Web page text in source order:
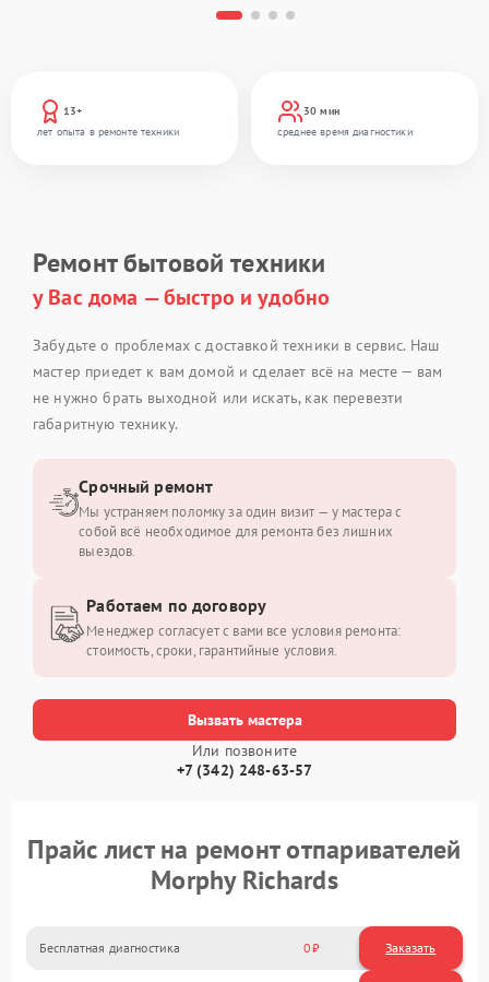
13+
лет опыта в ремонте техники
30 мин
среднее время диагностики
Ремонт бытовой техники
у Вас дома — быстро и удобно
Забудьте о проблемах с доставкой техники в сервис. Наш
мастер приедет к вам домой и сделает всё на месте — вам
не нужно брать выходной или искать, как перевезти
габаритную технику.
Вызвать мастера
Или позвоните
+7 (342) 248-63-57
Срочный ремонт
Мы устраняем поломку за один визит — у мастера с
собой всё необходимое для ремонта без лишних
выездов.
Работаем по договору
Менеджер согласует с вами все условия ремонта:
стоимость, сроки, гарантийные условия.
Прайс лист на ремонт отпаривателей
Morphy Richards
Бесплатная диагностика 0 Заказать